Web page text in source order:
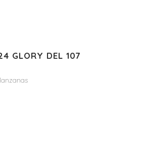
GLORY DEL 107